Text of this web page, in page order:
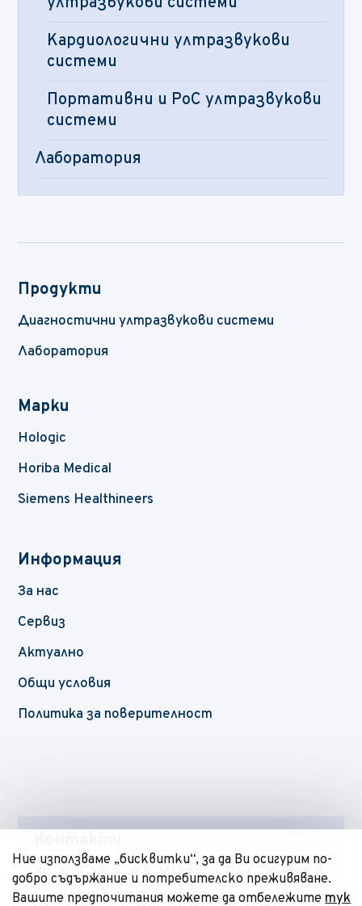
Кардиологични ултразвукови
системи
Портативни и PoC ултразвукови
системи
Лаборатория
Продукти
Диагностични ултразвукови системи
Лаборатория
Марки
Hologic
Horiba Medical
Siemens Healthineers
Информация
За нас
Сервиз
Актуално
Общи условия
Политика за поверителност
map гр. София, ж.к. Младост 2, ул. Проф. д-р
Васил Златарски 4, ет. 2
Ние използваме „бисквитки“, за да Ви осигурим по-
добро съдържание и потребителско преживяване.
Вашите предпочитания можете да отбележитетук